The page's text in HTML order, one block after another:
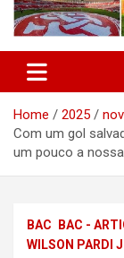
Home 2025
Com um gol
um pouco a
BAC BAC -
WILSON PARDI